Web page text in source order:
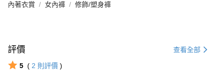
內著衣賞 女內褲 修飾/塑身褲
評價 查看全部
5 ( 2 則評價 )